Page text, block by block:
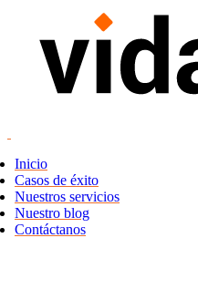
Inicio
Casos de éxito
Nuestros servicios
Nuestro blog
Contáctanos